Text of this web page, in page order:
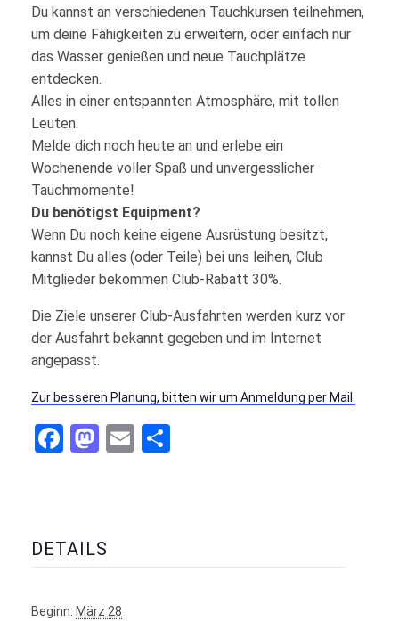
Du kannst an verschiedenen Tauchkursen teilnehmen,
um deine Fähigkeiten zu erweitern, oder einfach nur
das Wasser genießen und neue Tauchplätze
entdecken.
Alles in einer entspannten Atmosphäre, mit tollen
Leuten.
Melde dich noch heute an und erlebe ein
Wochenende voller Spaß und unvergesslicher
Tauchmomente!
Du benötigst Equipment?
Wenn Du noch keine eigene Ausrüstung besitzt,
kannst Du alles (oder Teile) bei uns leihen, Club
Mitglieder bekommen Club-Rabatt 30%.
Die Ziele unserer Club-Ausfahrten werden kurz vor
der Ausfahrt bekannt gegeben und im Internet
angepasst.
Zur besseren Planung, bitten wir um Anmeldung per Mail.
Facebook
Mastodon
Email
DETAILS
Beginn: März 28